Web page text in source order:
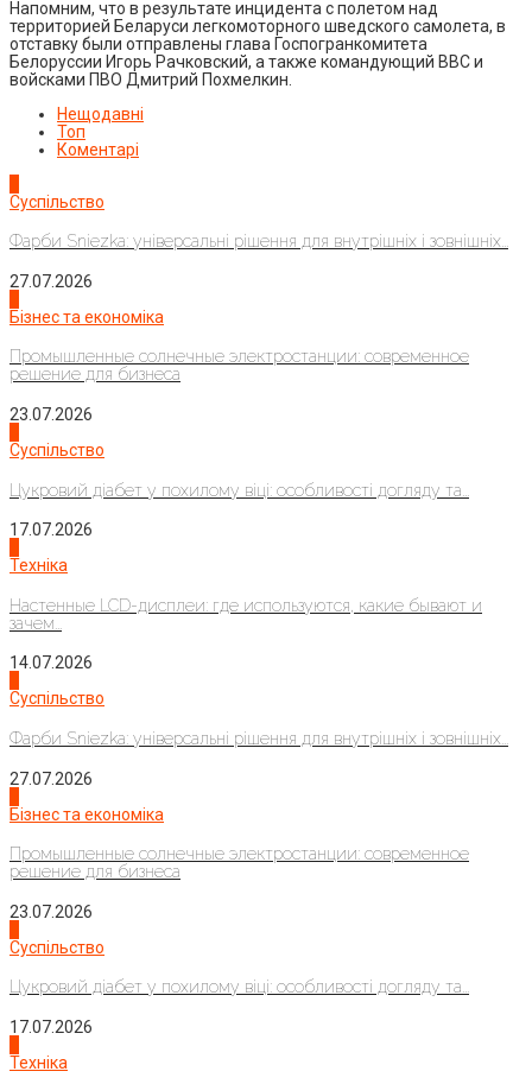
Напомним, что в результате инцидента с полетом над
территорией Беларуси легкомоторного шведского самолета, в
отставку были отправлены глава Госпогранкомитета
Белоруссии Игорь Рачковский, а также командующий ВВС и
войсками ПВО Дмитрий Похмелкин.
Нещодавні
Топ
Коментарі
Суспільство
Фарби Sniezka: універсальні рішення для внутрішніх і зовнішніх...
27.07.2026
Бізнес та економіка
Промышленные солнечные электростанции: современное
решение для бизнеса
23.07.2026
Суспільство
Цукровий діабет у похилому віці: особливості догляду та...
17.07.2026
Техніка
Настенные LCD-дисплеи: где используются, какие бывают и
зачем...
14.07.2026
Суспільство
Фарби Sniezka: універсальні рішення для внутрішніх і зовнішніх...
27.07.2026
Бізнес та економіка
Промышленные солнечные электростанции: современное
решение для бизнеса
23.07.2026
Суспільство
Цукровий діабет у похилому віці: особливості догляду та...
17.07.2026
Техніка